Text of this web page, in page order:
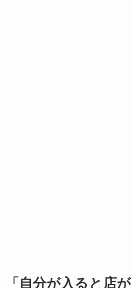
「自分が入ると店